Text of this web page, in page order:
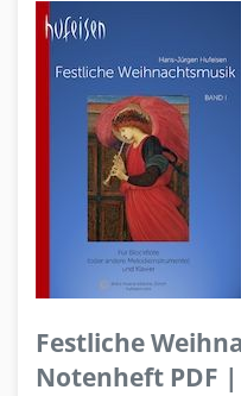
Festliche
Notenheft PDF